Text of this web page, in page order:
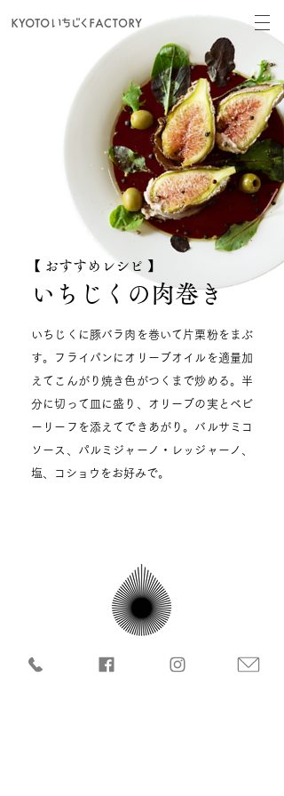
​いちじくの肉巻き
​【 おすすめレシピ 】
いちじくに豚バラ肉を巻いて片栗粉をまぶ
す。フライパンにオリーブオイルを適量加
えてこんがり焼き色がつくまで炒める。半
分に切って皿に盛り、オリーブの実とベビ
ーリーフを添えてできあがり。バルサミコ
ソース、パルミジャーノ・レッジャーノ、
塩、コショウをお好みで。